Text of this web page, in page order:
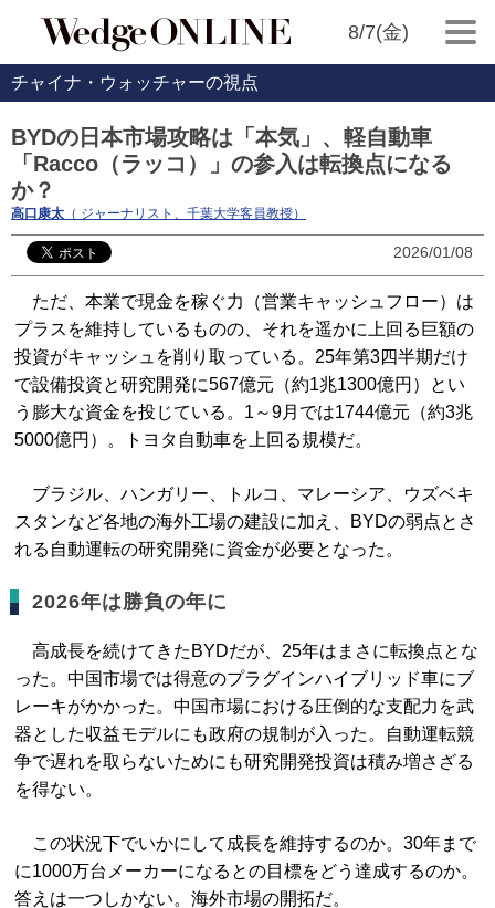
8/7(金)
チャイナ・ウォッチャーの視点
BYDの日本市場攻略は「本気」、軽自動車
「Racco（ラッコ）」の参入は転換点になる
か？
高口康太 （ ジャーナリスト、千葉大学客員教授）
2026/01/08
ただ、本業で現金を稼ぐ力（営業キャッシュフロー）は
プラスを維持しているものの、それを遥かに上回る巨額の
投資がキャッシュを削り取っている。25年第3四半期だけ
で設備投資と研究開発に567億元（約1兆1300億円）とい
う膨大な資金を投じている。1～9月では1744億元（約3兆
5000億円）。トヨタ自動車を上回る規模だ。
ブラジル、ハンガリー、トルコ、マレーシア、ウズベキ
スタンなど各地の海外工場の建設に加え、BYDの弱点とさ
れる自動運転の研究開発に資金が必要となった。
2026年は勝負の年に
高成長を続けてきたBYDだが、25年はまさに転換点とな
った。中国市場では得意のプラグインハイブリッド車にブ
レーキがかかった。中国市場における圧倒的な支配力を武
器とした収益モデルにも政府の規制が入った。自動運転競
争で遅れを取らないためにも研究開発投資は積み増さざる
を得ない。
この状況下でいかにして成長を維持するのか。30年まで
に1000万台メーカーになるとの目標をどう達成するのか。
答えは一つしかない。海外市場の開拓だ。